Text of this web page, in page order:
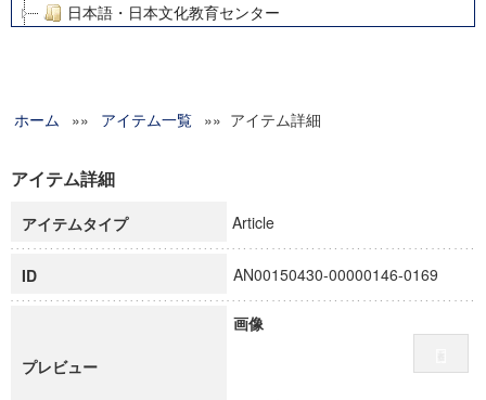
日本語・日本文化教育センター
グローバルリサーチインスティテュート
科学研究費補助金研究成果報告書
慶應義塾大学グローバルCOEプログラム市民社会ガバナンス
慶應義塾大学グローバルCOEプログラム論理と感性の先端的
博士課程教育リーディングプログラム「超成熟社会発展のサ
学術雑誌掲載論文等(8)
ホーム »» アイテム一覧 »» アイテム詳細
アイテム詳細
アイテムタイプ Article
ID AN00150430-00000146-0169
プレビュー
画像